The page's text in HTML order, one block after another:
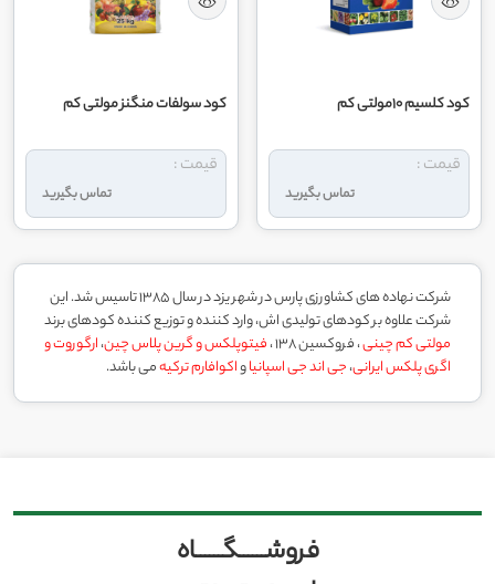
کود کلسیم 10مولتی کم
تماس بگیرید
قیمت :
کود سولفات منگنز مولتی کم
تماس بگیرید
قیمت :
شرکت نهاده های کشاورزی پارس در شهر یزد در سال 1385 تاسیس شد. این
شرکت علاوه بر کودهای تولیدی اش، وارد کننده و توزیع کننده کودهای برند
مولتی کم چینی، فروکسین 138 ، فیتوپلکس و گرین پلاس چین،ارگوروت و
اگری پلکس ایرانی،جی اند جی اسپانیاواکوافارم ترکیهمی باشد.
فروشــــــگــــــاه